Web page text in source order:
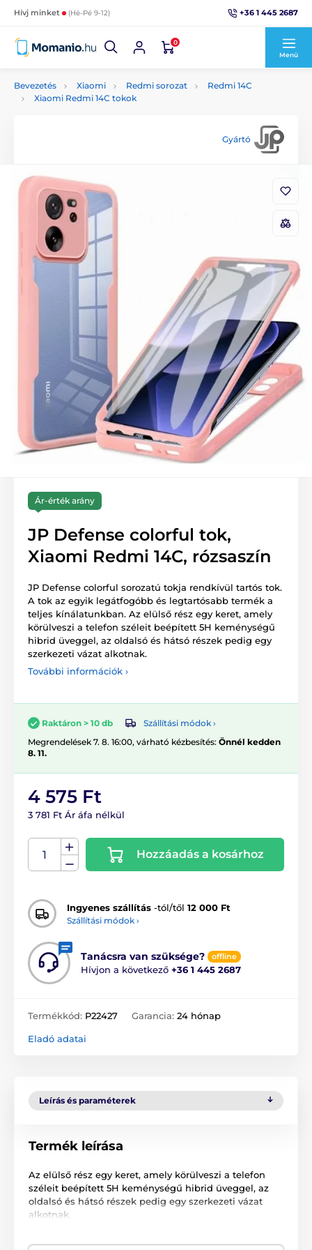
Hívj minket (Hé-Pé 9-12) +36 1 445 2687
0
Menü
Bevezetés Xiaomi Redmi sorozat
Redmi 14C
Xiaomi Redmi 14C tokok
Gyártó
Ár-érték arány
JP Defense colorful tok,
Xiaomi Redmi 14C, rózsaszín
JP Defense colorful sorozatú tokja rendkívül tartós tok.
A tok az egyik legátfogóbb és legtartósabb termék a
teljes kínálatunkban. Az elülső rész egy keret, amely
körülveszi a telefon széleit beépített 5H keménységű
hibrid üveggel, az oldalsó és hátsó részek pedig egy
szerkezeti vázat alkotnak.
További információk ›
Raktáron > 10 db
Szállítási módok ›
Megrendelések 7. 8. 16:00, várható kézbesítés: Önnél kedden
8. 11.
4 575 Ft
3 781 Ft Ár áfa nélkül
Hozzáadás a kosárhoz
Ingyenes szállítás -tól/től 12 000 Ft
Szállítási módok ›
Tanácsra van szüksége? offline
Hívjon a következő +36 1 445 2687
Termékkód: P22427 Garancia: 24 hónap
Eladó adatai
Leírás és paraméterek
Termék leírása
Az elülső rész egy keret, amely körülveszi a telefon
széleit beépített 5H keménységű hibrid üveggel, az
oldalsó és hátsó részek pedig egy szerkezeti vázat
alkotnak.